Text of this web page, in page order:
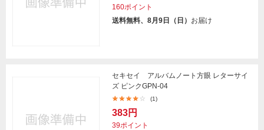
160ポイント
送料無料、8月9日（日） お届け
セキセイ アルバムノート方眼 レターサイ
ズ ピンクGPN-04
(1)
383円
39ポイント